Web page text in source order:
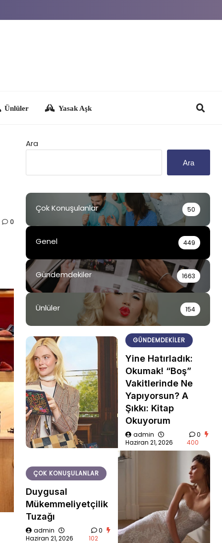
0
Ara
Ara
Çok Konuşulanlar 50
Genel 449
Gündemdekiler 1663
Ünlüler 154
GÜNDEMDEKILER
Yine Hatırladık:
Okumak! “Boş”
Vakitlerinde Ne
Yapıyorsun? A
Şıkkı: Kitap
Okuyorum
admin
Haziran 21, 2026
0
400
ÇOK KONUŞULANLAR
Duygusal
Mükemmeliyetçilik
Tuzağı
admin
Haziran 21, 2026
0
102